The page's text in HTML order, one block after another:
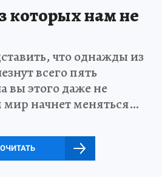
которых нам не
что однажды из
всего пять
вы этого даже не
мир начнет меняться…